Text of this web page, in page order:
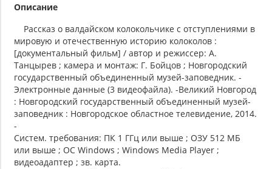
Описание
Рассказ о валдайском колокольчике с отступлениями в
мировую и отечественную историю колоколов :
[документальный фильм] / автор и режиссер: А.
Танцырев ; камера и монтаж: Г. Бойцов ; Новгородский
государственный объединенный музей-заповедник. -
Электронные данные (3 видеофайла). -Великий Новгород
: Новгородский государственный объединенный музей-
заповедник : Новгородское областное телевидение, 2014.
-
Систем. требования: ПК 1 ГГц или выше ; ОЗУ 512 МБ
или выше ; ОС Windows ; Windows Media Player ;
видеоадаптер ; зв. карта.